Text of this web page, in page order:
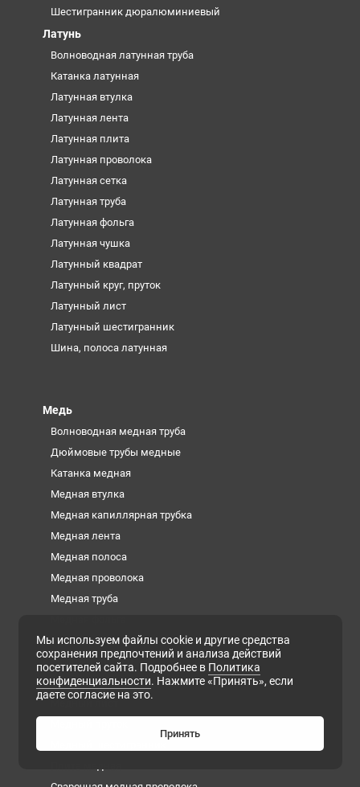
Шестигранник дюралюминиевый
Латунь
Волноводная латунная труба
Катанка латунная
Латунная втулка
Латунная лента
Латунная плита
Латунная проволока
Латунная сетка
Латунная труба
Латунная фольга
Латунная чушка
Латунный квадрат
Латунный круг, пруток
Латунный лист
Латунный шестигранник
Шина, полоса латунная
Медь
Волноводная медная труба
Дюймовые трубы медные
Катанка медная
Медная втулка
Медная капиллярная трубка
Медная лента
Медная полоса
Медная проволока
Медная труба
Медная шина
Медный квадрат
Медный круг
Мы используем файлы cookie и другие средства
сохранения предпочтений и анализа действий
посетителей сайта. Подробнее в Политика
конфиденциальности. Нажмите «Принять», если
даете согласие на это.
Принять